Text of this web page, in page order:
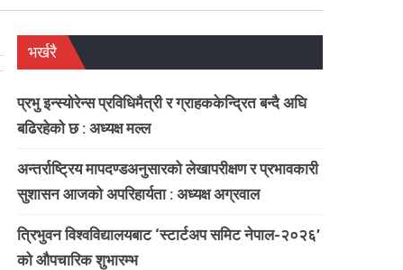
भर्खरै
प्रभु इन्स्योरेन्स प्रविधिमैत्री र ग्राहककेन्द्रित बन्दै अघि
बढिरहेको छ : अध्यक्ष मल्ल
अन्तर्राष्ट्रिय मापदण्डअनुसारको लेखापरीक्षण र प्रभावकारी
सुशासन आजको अपरिहार्यता : अध्यक्ष अग्रवाल
त्रिभुवन विश्वविद्यालयबाट ‘स्टार्टअप समिट नेपाल-२०२६’
को औपचारिक शुभारम्भ